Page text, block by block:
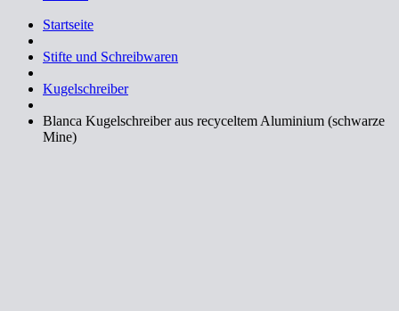
Startseite
Stifte und Schreibwaren
Kugelschreiber
Blanca Kugelschreiber aus recyceltem Aluminium (schwarze
Mine)